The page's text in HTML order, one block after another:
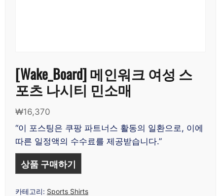
[Wake_Board] 메인워크 여성 스
포츠 나시티 민소매
₩16,370
“이 포스팅은 쿠팡 파트너스 활동의 일환으로, 이에
따른 일정액의 수수료를 제공받습니다.”
상품 구매하기
카테고리: Sports Shirts